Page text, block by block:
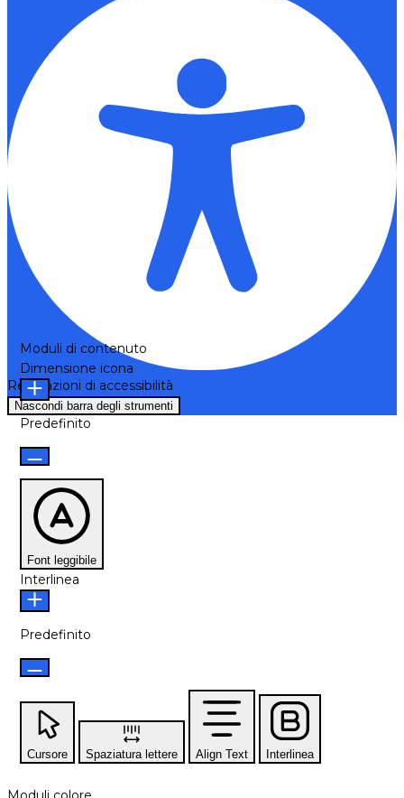
Regolazioni di accessibilità
Nascondi barra degli strumenti
Moduli di contenuto
Dimensione icona
Predefinito
Font leggibile
Interlinea
Predefinito
Cursore Spaziatura lettere Align Text Interlinea